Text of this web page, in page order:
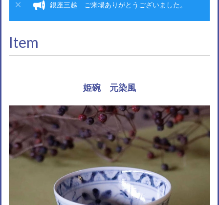
銀座三越 ご来場ありがとうございました。
Item
姫碗 元染風